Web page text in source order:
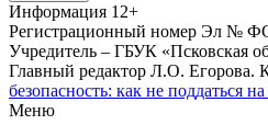
Информация 12+
Регистрационный номер Эл №
Учредитель – ГБУК «Псковская
Главный редактор Л.О. Егорова.
безопасность: как не поддаться
Меню